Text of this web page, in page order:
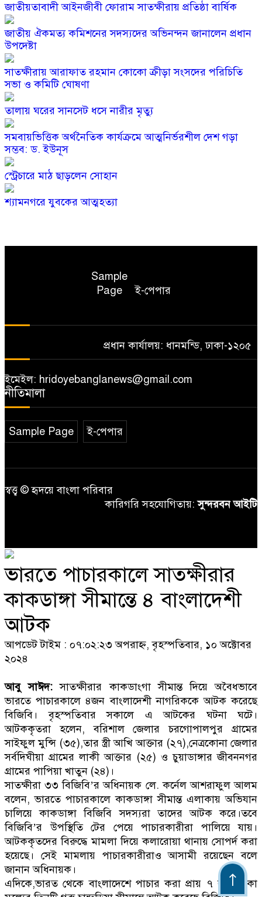
জাতীয়তাবাদী আইনজীবী ফোরাম সাতক্ষীরায় প্রতিষ্ঠা বার্ষিক
জাতীয় ঐকমত্য কমিশনের সদস্যদের অভিনন্দন জানালেন প্রধান
উপদেষ্টা
সাতক্ষীরায় আরাফাত রহমান কোকো ক্রীড়া সংসদের পরিচিতি
সভা ও কমিটি ঘোষণা
তালায় ঘরের সানসেট ধসে নারীর মৃত্যু
সমবায়ভিত্তিক অর্থনৈতিক কার্যক্রমে আত্মনির্ভরশীল দেশ গড়া
সম্ভব: ড. ইউনূস
স্ট্রেচারে মাঠ ছাড়লেন সোহান
শ্যামনগরে যুবকের আত্মহত্যা
Sample
Page
ই-পেপার
প্রধান কার্যালয়: ধানমন্ডি, ঢাকা-১২০৫
ইমেইল: hridoyebanglanews@gmail.com
নীতিমালা
Sample Page ই-পেপার
স্বত্ত্ব © হৃদয়ে বাংলা পরিবার
কারিগরি সহযোগিতায়:সুন্দরবন আইটি
ভারতে পাচারকালে সাতক্ষীরার
কাকডাঙ্গা সীমান্তে ৪ বাংলাদেশী
আটক
আপডেট টাইম : ০৭:০২:২৩ অপরাহ্ন, বৃহস্পতিবার, ১০ অক্টোবর
২০২৪
আবু সাঈদ: সাতক্ষীরার কাকডাংগা সীমান্ত দিয়ে অবৈধভাবে
ভারতে পাচারকালে ৪জন বাংলাদেশী নাগরিককে আটক করেছে
বিজিবি। বৃহস্পতিবার সকালে এ আটকের ঘটনা ঘটে।
আটককৃতরা হলেন, বরিশাল জেলার চরগোপালপুর গ্রামের
সাইফুল মুন্সি (৩৫),তার স্ত্রী আখি আক্তার (২৭),নেত্রকোনা জেলার
সর্বদিঘীয়া গ্রামের লাকী আক্তার (২৫) ও চুয়াডাঙ্গার জীবননগর
গ্রামের পাপিয়া খাতুন (২৪)।
সাতক্ষীরা ৩৩ বিজিবি’র অধিনায়ক লে. কর্নেল আশরাফুল আলম
বলেন, ভারতে পাচারকালে কাকডাঙ্গা সীমান্ত এলাকায় অভিযান
চালিয়ে কাকডাঙ্গা বিজিবি সদস্যরা তাদের আটক করে।তবে
বিজিবি’র উপস্থিতি টের পেয়ে পাচারকারীরা পালিয়ে যায়।
আটককৃতদের বিরুদ্ধে মামলা দিয়ে কলারোয়া থানায় সোপর্দ করা
হয়েছে। সেই মামলায় পাচারকারীরাও আসামী রয়েছেন বলে
জানান অধিনায়ক।
এদিকে,ভারত থেকে বাংলাদেশে পাচার করা প্রায় ৭ লাখ টাকা